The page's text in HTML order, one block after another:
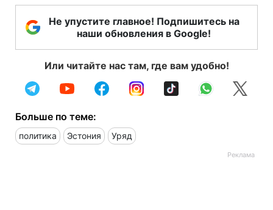
Не упустите главное! Подпишитесь на
наши обновления в Google!
Или читайте нас там, где вам удобно!
Больше по теме:
политика Эстония Уряд